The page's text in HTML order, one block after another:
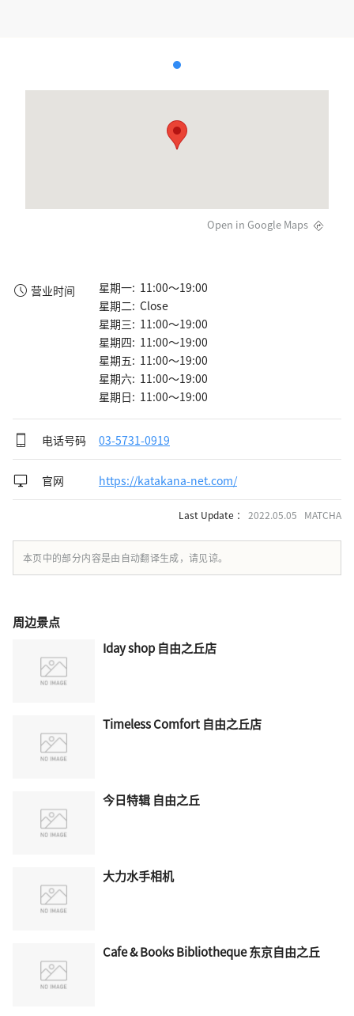
Open in Google Maps
营业时间
星期一: 11:00～19:00
星期二: Close
星期三: 11:00～19:00
星期四: 11:00～19:00
星期五: 11:00～19:00
星期六: 11:00～19:00
星期日: 11:00～19:00
电话号码 03-5731-0919
官网 https://katakana-net.com/
Last Update ： 2022.05.05 MATCHA
本页中的部分内容是由自动翻译生成，请见谅。
周边景点
Iday shop 自由之丘店
Timeless Comfort 自由之丘店
今日特辑 自由之丘
大力水手相机
Cafe & Books Bibliotheque 东京自由之丘